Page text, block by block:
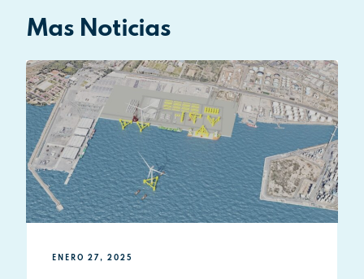
Mas Noticias
ENERO 27, 2025